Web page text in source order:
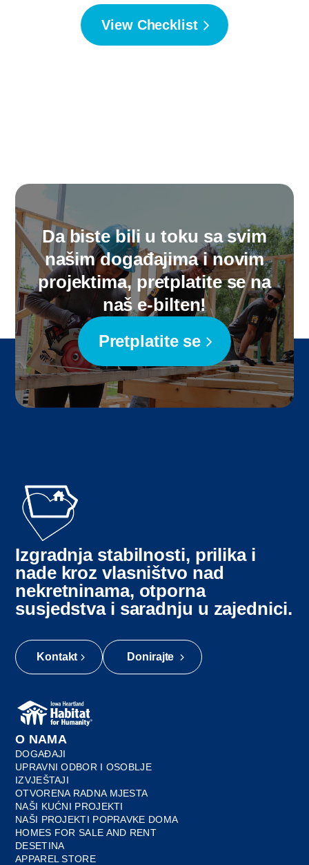
View Checklist
Da biste bili u toku sa svim
našim događajima i novim
projektima, pretplatite se na
naš e-bilten!
Pretplatite se
Izgradnja stabilnosti, prilika i
nade kroz vlasništvo nad
nekretninama, otporna
susjedstva i saradnju u zajednici.
Kontakt Donirajte
O NAMA
DOGAĐAJI
UPRAVNI ODBOR I OSOBLJE
IZVJEŠTAJI
OTVORENA RADNA MJESTA
NAŠI KUĆNI PROJEKTI
NAŠI PROJEKTI POPRAVKE DOMA
HOMES FOR SALE AND RENT
DESETINA
APPAREL STORE